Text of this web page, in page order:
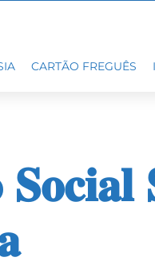
CARTÃO FREGUÊS